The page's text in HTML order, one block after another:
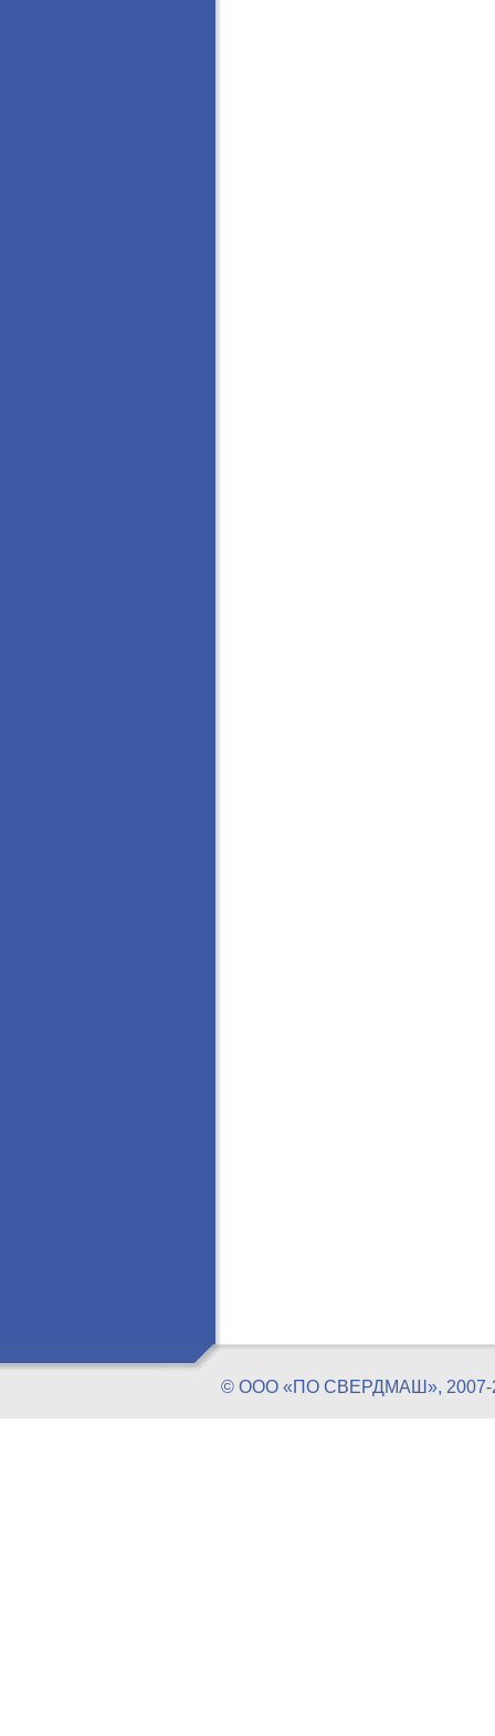
© ООО «ПО СВЕРДМАШ»,